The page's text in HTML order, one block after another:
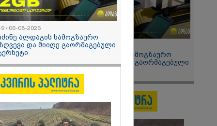
15:49 / 06-08-2026
შეიძინე ალდაგის სამოგზაურო
დაზღვევა და მიიღე გაორმაგებული
/ 06-08-2026
ალდაგის სამოგზაურო
და მიიღე გაორმაგებული